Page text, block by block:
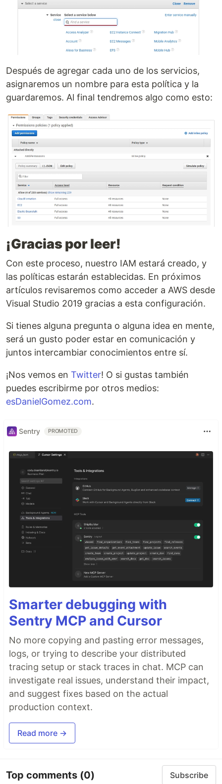
Después de agregar cada uno de los servicios,
asignaremos un nombre para esta política y la
guardaremos. Al final tendremos algo como esto:
¡Gracias por leer!
Con este proceso, nuestro IAM estará creado, y
las políticas estarán establecidas. En próximos
artículos revisaremos como acceder a AWS desde
Visual Studio 2019 gracias a esta configuración.
Si tienes alguna pregunta o alguna idea en mente,
será un gusto poder estar en comunicación y
juntos intercambiar conocimientos entre sí.
¡Nos vemos en Twitter! O si gustas también
puedes escribirme por otros medios:
esDanielGomez.com.
Sentry PROMOTED
Smarter debugging with
Sentry MCP and Cursor
No more copying and pasting error messages,
logs, or trying to describe your distributed
tracing setup or stack traces in chat. MCP can
investigate real issues, understand their impact,
and suggest fixes based on the actual
production context.
Read more →
Top comments (0) Subscribe